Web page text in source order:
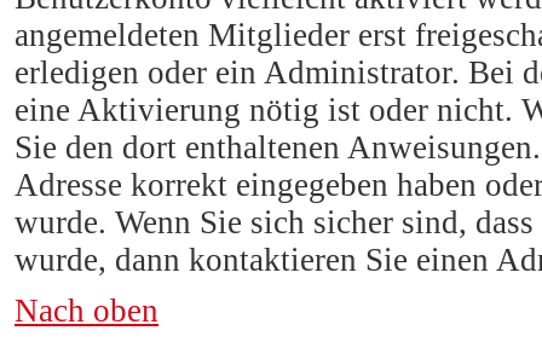
angemeldeten Mitglieder erst
erledigen oder ein Administrator. Bei
eine Aktivierung nötig ist oder nicht.
Sie den dort enthaltenen
Adresse korrekt eingegeben haben
wurde. Wenn Sie sich sicher sind,
wurde, dann kontaktieren Sie einen
Nach oben